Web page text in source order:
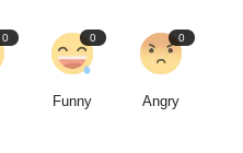
0 0
Funny
0
Angry